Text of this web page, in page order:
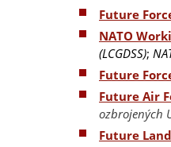
Future
NATO
(LCGDSS);
Future
Future Air
ozbrojených
Future